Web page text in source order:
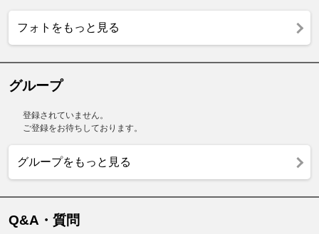
フォトをもっと見る
グループ
登録されていません。
ご登録をお待ちしております。
グループをもっと見る
Q&A・質問